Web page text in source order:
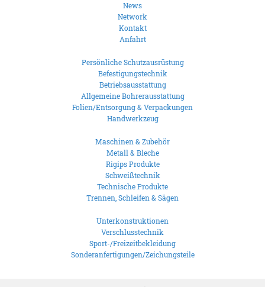
News
Network
Kontakt
Anfahrt
Persönliche Schutzausrüstung
Befestigungstechnik
Betriebsausstattung
Allgemeine Bohrerausstattung
Folien/Entsorgung & Verpackungen
Handwerkzeug
Maschinen & Zubehör
Metall & Bleche
Rigips Produkte
Schweißtechnik
Technische Produkte
Trennen, Schleifen & Sägen
Unterkonstruktionen
Verschlusstechnik
Sport-/Freizeitbekleidung
Sonderanfertigungen/Zeichungsteile